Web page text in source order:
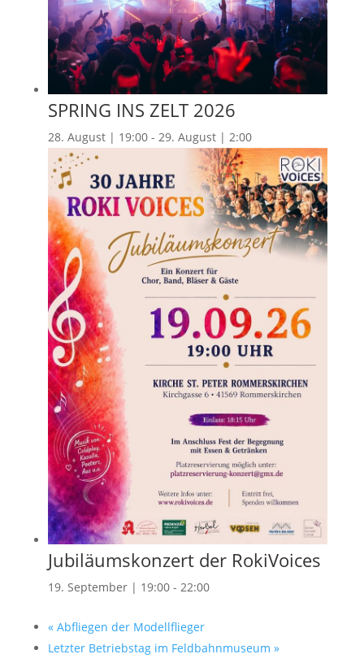
SPRING INS ZELT 2026
28. August | 19:00- 29. August | 2:00
Jubiläumskonzert der RokiVoices
19. September | 19:00- 22:00
«Abfliegen der Modellflieger
Letzter Betriebstag im Feldbahnmuseum »